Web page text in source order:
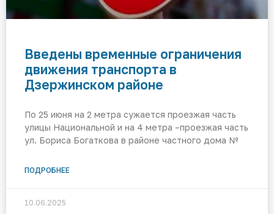
Введены временные ограничения
движения транспорта в
Дзержинском районе
По 25 июня на 2 метра сужается проезжая часть
улицы Национальной и на 4 метра –проезжая часть
ул. Бориса Богаткова в районе частного дома №
ПОДРОБНЕЕ
10.06.2025